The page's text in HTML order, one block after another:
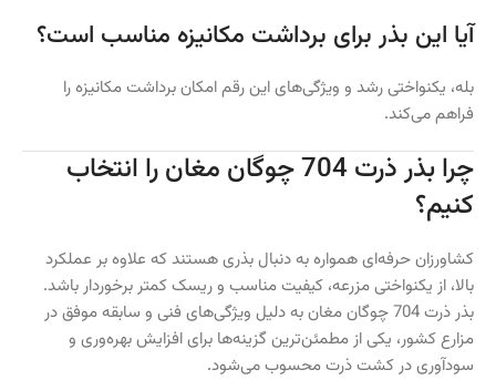
آیا این بذر برای برداشت مکانیزه مناسب است؟
بله، یکنواختی رشد و ویژگی‌های این رقم امکان برداشت مکانیزه را
فراهم می‌کند.
چرا بذر ذرت 704 چوگان مغان را انتخاب
کنیم؟
کشاورزان حرفه‌ای همواره به دنبال بذری هستند که علاوه بر عملکرد
بالا، از یکنواختی مزرعه، کیفیت مناسب و ریسک کمتر برخوردار باشد.
بذر ذرت 704 چوگان مغان به دلیل ویژگی‌های فنی و سابقه موفق در
مزارع کشور، یکی از مطمئن‌ترین گزینه‌ها برای افزایش بهره‌وری و
سودآوری در کشت ذرت محسوب می‌شود.